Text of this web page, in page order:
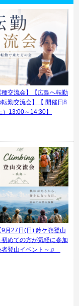
種交流会】【広島へ転勤
勤交流会】【 開催日8
）13:00～14:30】
9月27日(日) 鈴ケ嶺登山
めての方が気軽に参加
者登山イベント～♫